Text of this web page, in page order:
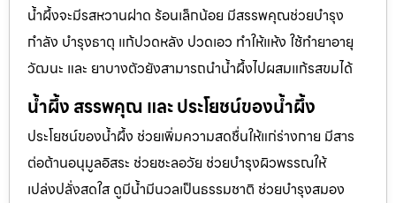
น้ำผึ้งจะมีรสหวานฝาด ร้อนเล็กน้อย มีสรรพคุณช่วยบำรุง
กำลัง บำรุงธาตุ แก้ปวดหลัง ปวดเอว ทำให้แห้ง ใช้ทำยาอายุ
วัฒนะ และ ยาบางตัวยังสามารถนำน้ำผึ้งไปผสมแก้รสขมได้
น้ำผึ้ง สรรพคุณ และ ประโยชน์ของน้ำผึ้ง
ประโยชน์ของน้ำผึ้ง ช่วยเพิ่มความสดชื่นให้แก่ร่างกาย มีสาร
ต่อต้านอนุมูลอิสระ ช่วยชะลอวัย ช่วยบำรุงผิวพรรณให้
เปล่งปลั่งสดใส ดูมีน้ำมีนวลเป็นธรรมชาติ ช่วยบำรุงสมอง